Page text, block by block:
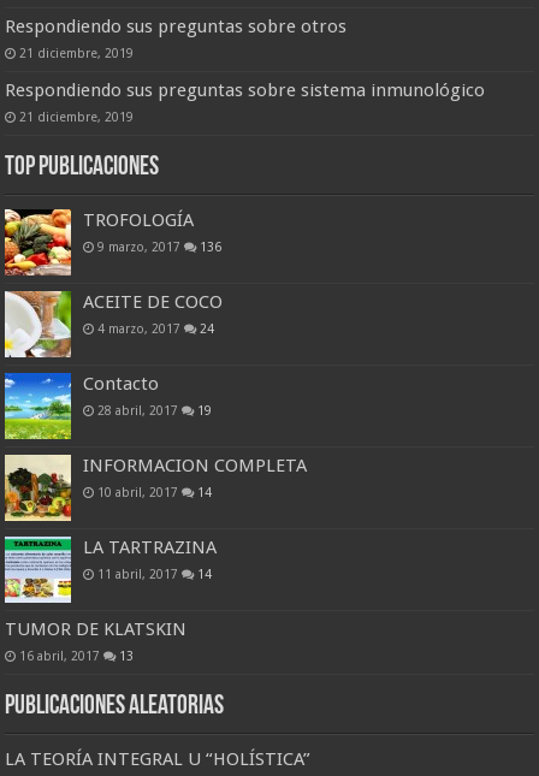
Respondiendo sus preguntas sobre otros
21 diciembre, 2019
Respondiendo sus preguntas sobre sistema inmunológico
21 diciembre, 2019
Top Publicaciones
TROFOLOGÍA
9 marzo, 2017 136
ACEITE DE COCO
4 marzo, 2017 24
Contacto
28 abril, 2017 19
INFORMACION COMPLETA
10 abril, 2017 14
LA TARTRAZINA
11 abril, 2017 14
TUMOR DE KLATSKIN
16 abril, 2017 13
Publicaciones Aleatorias
LA TEORÍA INTEGRAL U “HOLÍSTICA”